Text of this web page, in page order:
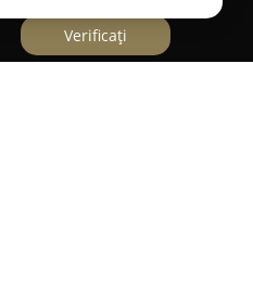
Verificați